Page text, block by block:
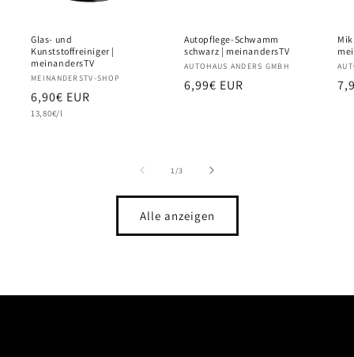
Glas- und
Kunststoffreiniger |
meinandersTV
Anbieter:
MEINANDERSTV-SHOP
Normaler
Preis
6,90€ EUR
Grundpreis
13,80€/l
Autopflege-Schwamm
schwarz | meinandersTV
Anbieter:
AUTOHAUS ANDERS GMBH
Normaler
6,99€ EUR
1/von
3
Alle anzeigen